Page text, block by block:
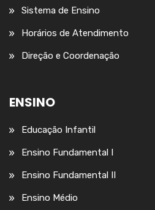
Sistema de Ensino
Horários de Atendimento
Direção e Coordenação
ENSINO
Educação Infantil
Ensino Fundamental I
Ensino Fundamental II
Ensino Médio